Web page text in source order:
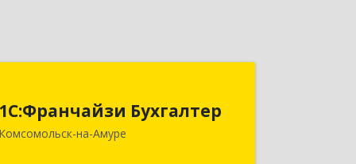
1С:Франчайзи Бухгалтер
Комсомольск-на-Амуре
681000, Хабаровский край,
Комсомольск-на-Амуре г,